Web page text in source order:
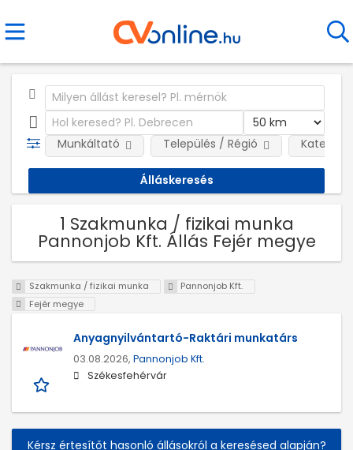
Munkáltató Település / Régió
1 Szakmunka / fizikai munka
Pannonjob Kft. Állás Fejér megye
Szakmunka / fizikai munka
Pannonjob Kft.
Fejér megye
Anyagnyilvántartó-Raktári munkatárs
03.08.2026, Pannonjob Kft.
Székesfehérvár
Kérsz értesítőt hasonló állásokról a keresésed alapján?